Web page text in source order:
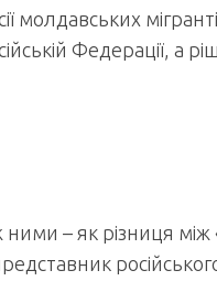
молдавських
Федерації, а
– як різниця між